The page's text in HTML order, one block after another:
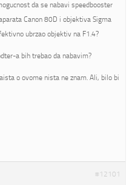
da se nabavi speedbooster
Canon 80D i objektiva Sigma
ubrzao objektiv na F1.4?
a bih trebao da nabavim?
o ovome nista ne znam. Ali, bilo bi
#12101